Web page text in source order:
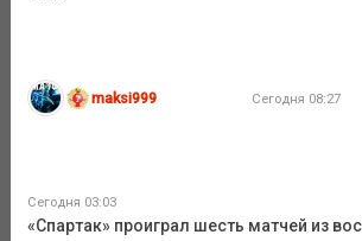
maksi999 Сегодня 08:27
Сегодня 03:03
«Спартак» проиграл шесть матчей из